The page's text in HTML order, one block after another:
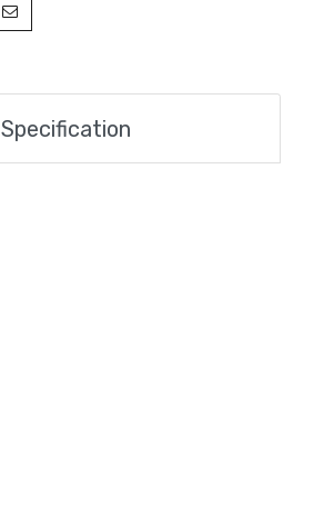
Specification